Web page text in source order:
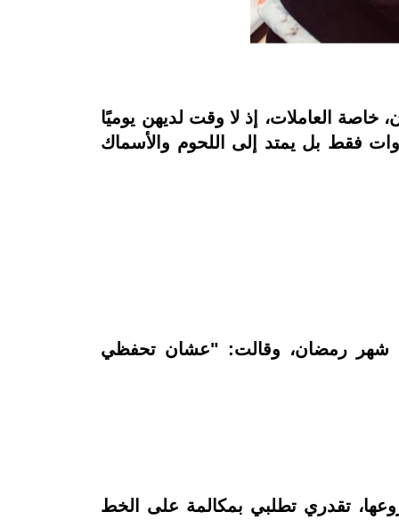
العاملات، إذ لا وقت لديهن يوميًا
فقط بل يمتد إلى اللحوم والأسماك
شهر رمضان، وقالت: "عشان تحفظي
تقدري تطلبي بمكالمة على الخط